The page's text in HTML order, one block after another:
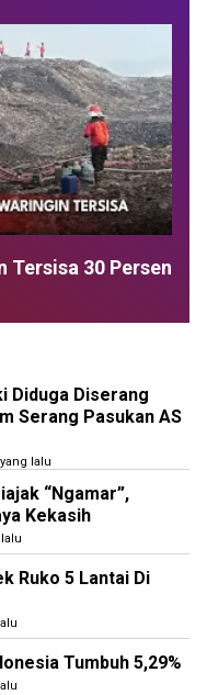
Tersisa 30 Persen
Diduga Diserang
Serang Pasukan AS
lalu
“Ngamar”,
Kekasih
Ruko 5 Lantai Di
Tumbuh 5,29%